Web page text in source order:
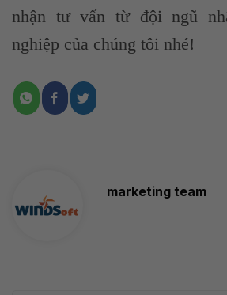
nhận tư vấn từ đội ngũ
nghiệp của chúng tôi nhé!
marketing team